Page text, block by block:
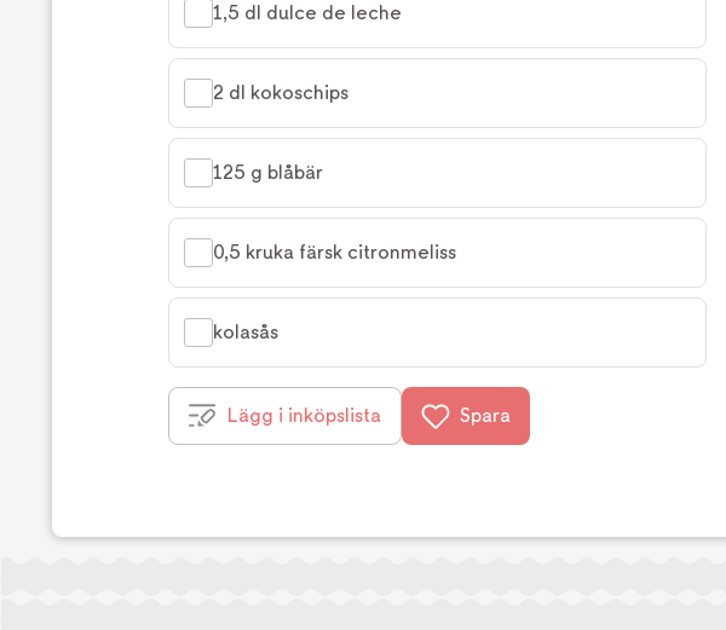
1,5 dl dulce de leche
2 dl kokoschips
125 g blåbär
0,5 kruka färsk citronmeliss
kolasås
Lägg i inköpslista Spara